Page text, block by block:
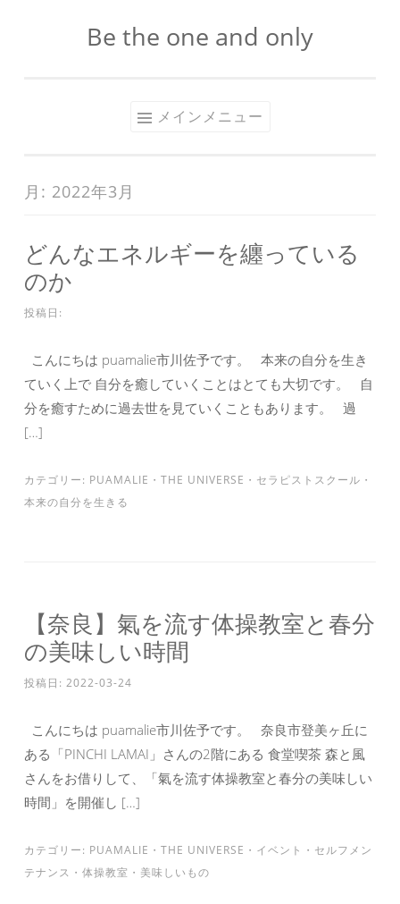
キ
プ
Be the one and only
メインメニュー
月: 2022年3月
どんなエネルギーを纏っている
のか
投稿日:
こんにちは puamalie市川佐予です。 本来の自分を生き
ていく上で 自分を癒していくことはとても大切です。 自
分を癒すために過去世を見ていくこともあります。 過
[…]
カテゴリー: PUAMALIE ・ THE UNIVERSE ・ セラピストスクール ・
本来の自分を生きる
【奈良】氣を流す体操教室と春分
の美味しい時間
投稿日: 2022-03-24
こんにちは puamalie市川佐予です。 奈良市登美ヶ丘に
ある「PINCHI LAMAI」さんの2階にある 食堂喫茶 森と風
さんをお借りして、「氣を流す体操教室と春分の美味しい
時間」を開催し […]
カテゴリー: PUAMALIE ・ THE UNIVERSE ・ イベント ・ セルフメン
テナンス ・ 体操教室 ・ 美味しいもの